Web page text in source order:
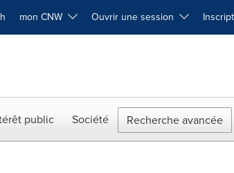
mon CNW Ouvrir une session
public Société Recherche avancée